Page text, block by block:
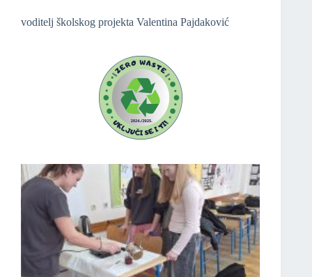
voditelj školskog projekta Valentina Pajdaković